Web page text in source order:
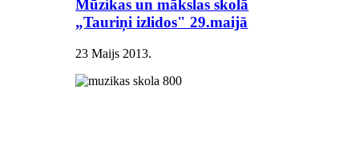
Mūzikas un mākslas skolā
„Tauriņi izlidos" 29.maijā
23 Maijs 2013.